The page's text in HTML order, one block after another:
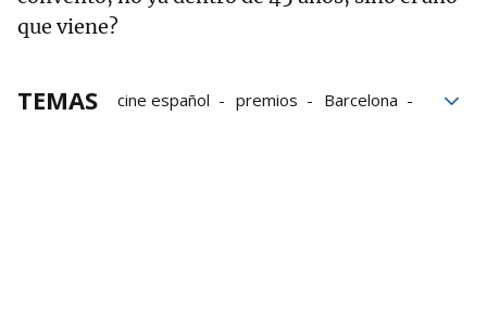
que viene?
TEMAS cine español premios
Barcelona